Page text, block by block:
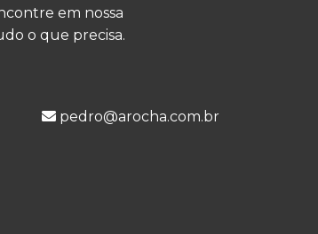
em nossa
o que precisa.
pedro@arocha.com.br